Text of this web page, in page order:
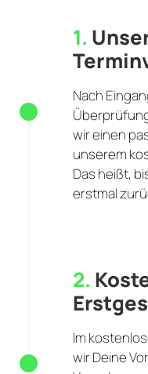
1.
Nach
wir einen
unserem
Das heißt,
erstmal
2.
Im
wir Deine